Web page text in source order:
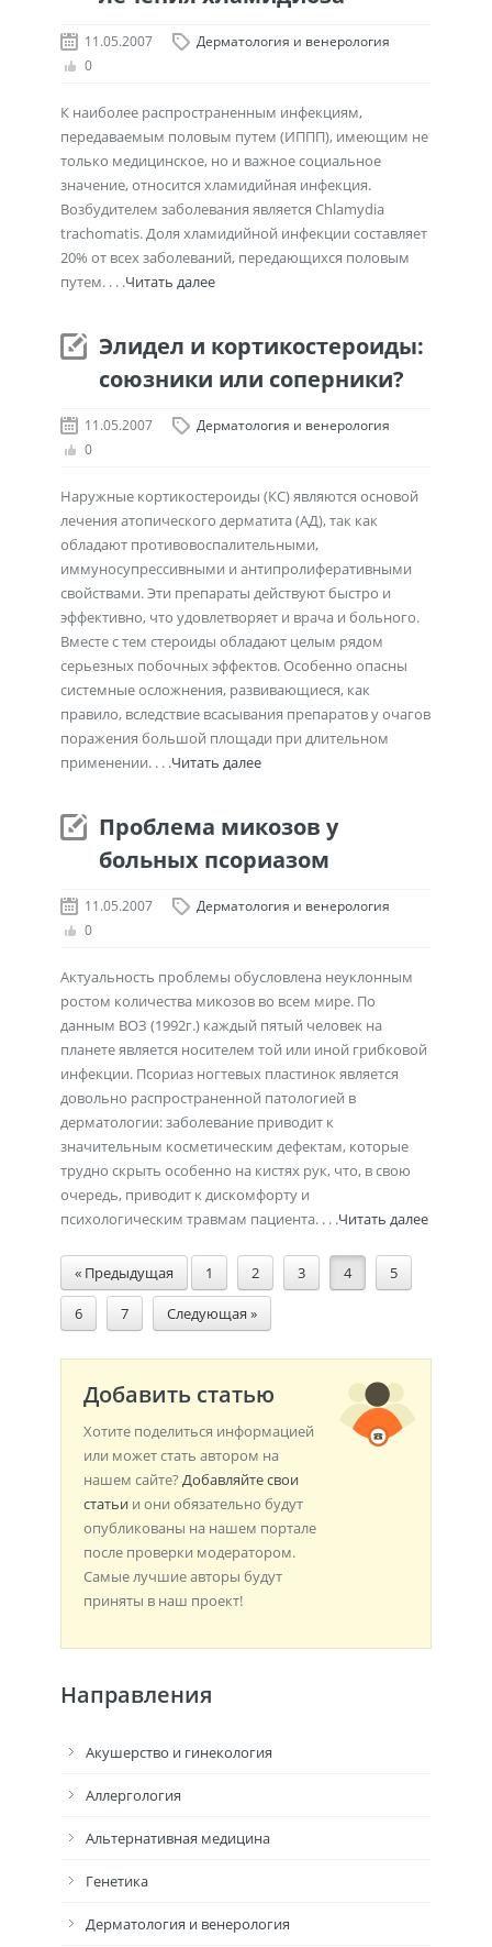
11.05.2007
Дерматология и венерология
0
К наиболее распространенным инфекциям,
передаваемым половым путем (ИППП), имеющим не
только медицинское, но и важное социальное
значение, относится хламидийная инфекция.
Возбудителем заболевания является Chlamydia
trachomatis. Доля хламидийной инфекции составляет
20% от всех заболеваний, передающихся половым
путем. . . .Читать далее
Элидел и кортикостероиды:
союзники или соперники?
11.05.2007
Дерматология и венерология
0
Наружные кортикостероиды (КС) являются основой
лечения атопического дерматита (АД), так как
обладают противовоспалительными,
иммуносупрессивными и антипролиферативными
свойствами. Эти препараты действуют быстро и
эффективно, что удовлетворяет и врача и больного.
Вместе с тем стероиды обладают целым рядом
серьезных побочных эффектов. Особенно опасны
системные осложнения, развивающиеся, как
правило, вследствие всасывания препаратов у очагов
поражения большой площади при длительном
применении. . . .Читать далее
Проблема микозов у
больных псориазом
11.05.2007
Дерматология и венерология
0
Актуальность проблемы обусловлена неуклонным
ростом количества микозов во всем мире. По
данным ВОЗ (1992г.) каждый пятый человек на
планете является носителем той или иной грибковой
инфекции. Псориаз ногтевых пластинок является
довольно распространенной патологией в
дерматологии: заболевание приводит к
значительным косметическим дефектам, которые
трудно скрыть особенно на кистях рук, что, в свою
очередь, приводит к дискомфорту и
психологическим травмам пациента. . . .Читать далее
« Предыдущая 1 2 3 4 5
6 7 Следующая »
Добавить статью
Хотите поделиться информацией
или может стать автором на
нашем сайте? Добавляйте свои
статьи и они обязательно будут
опубликованы на нашем портале
после проверки модератором.
Самые лучшие авторы будут
приняты в наш проект!
Направления
Акушерство и гинекология
Аллергология
Альтернативная медицина
Генетика
Дерматология и венерология